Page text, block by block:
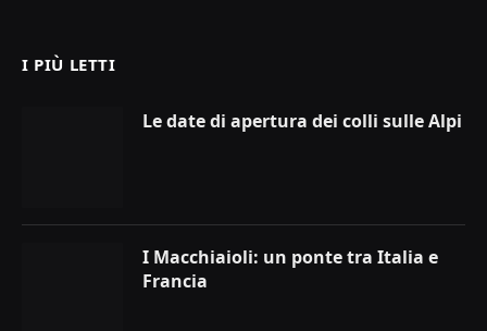
I PIÙ LETTI
Le date di apertura dei colli sulle Alpi
I Macchiaioli: un ponte tra Italia e
Francia